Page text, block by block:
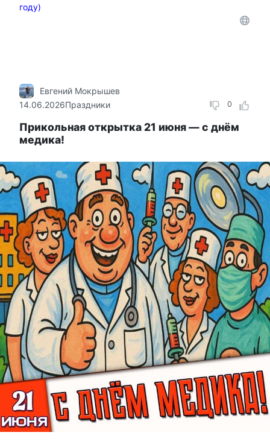
году)
0
Евгений Мокрышев
14.06.2026Праздники
Прикольная открытка 21 июня — с днём
медика!